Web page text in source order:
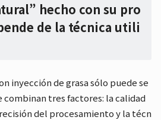
hecho con su pro
de la técnica utili
inyección de grasa sólo puede se
combinan tres factores: la calidad
del procesamiento y la técn